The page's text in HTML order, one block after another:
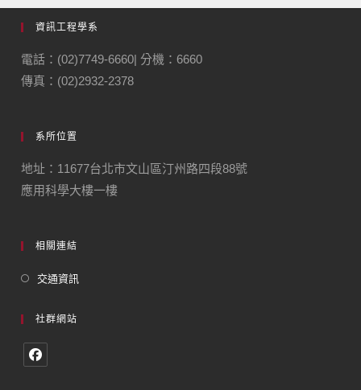
資訊工程學系
電話：(02)7749-6660| 分機：6660
傳真：(02)2932-2378
系所位置
地址：11677台北市文山區汀州路四段88號
應用科學大樓一樓
相關連結
交通資訊
社群網站